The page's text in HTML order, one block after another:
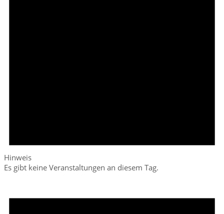
Hinweis
Es gibt keine Veranstaltungen an diesem Tag.